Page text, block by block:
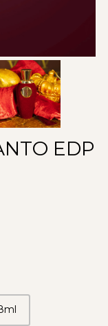
EDP